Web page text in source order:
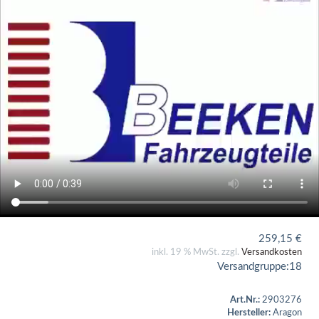
259,15 €
inkl. 19 % MwSt. zzgl. Versandkosten
Versandgruppe:18
Art.Nr.: 2903276
Hersteller: Aragon